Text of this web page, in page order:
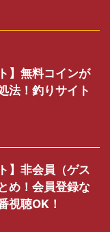
】無料コインが
法！釣りサイト
】非会員（ゲス
め！会員登録な
視聴OK！